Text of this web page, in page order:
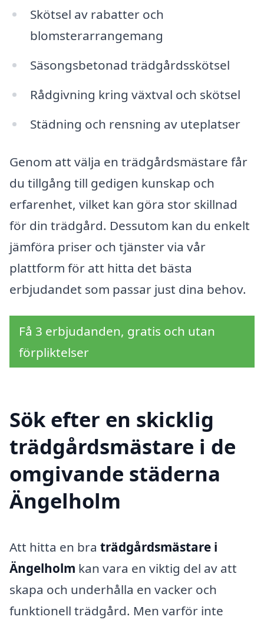
Skötsel av rabatter och
blomsterarrangemang
Säsongsbetonad trädgårdsskötsel
Rådgivning kring växtval och skötsel
Städning och rensning av uteplatser
Genom att välja en trädgårdsmästare får
du tillgång till gedigen kunskap och
erfarenhet, vilket kan göra stor skillnad
för din trädgård. Dessutom kan du enkelt
jämföra priser och tjänster via vår
plattform för att hitta det bästa
erbjudandet som passar just dina behov.
Få 3 erbjudanden, gratis och utan
förpliktelser
Sök efter en skicklig
trädgårdsmästare i de
omgivande städerna
Ängelholm
Att hitta en bra trädgårdsmästare i
Ängelholm kan vara en viktig del av att
skapa och underhålla en vacker och
funktionell trädgård. Men varför inte